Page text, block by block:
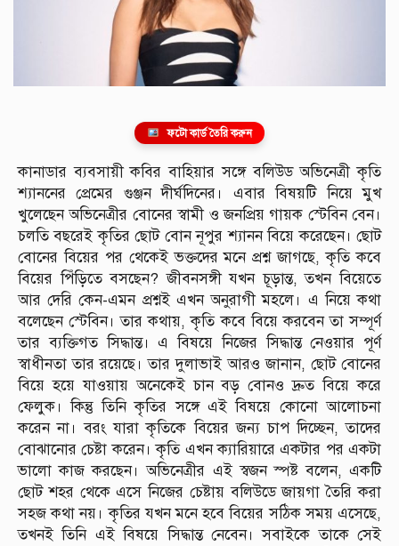
ফটো কার্ড তৈরি করুন
কানাডার ব্যবসায়ী কবির বাহিয়ার সঙ্গে বলিউড অভিনেত্রী কৃতি
শ্যাননের প্রেমের গুঞ্জন দীর্ঘদিনের। এবার বিষয়টি নিয়ে মুখ
খুলেছেন অভিনেত্রীর বোনের স্বামী ও জনপ্রিয় গায়ক স্টেবিন বেন।
চলতি বছরেই কৃতির ছোট বোন নূপুর শ্যানন বিয়ে করেছেন। ছোট
বোনের বিয়ের পর থেকেই ভক্তদের মনে প্রশ্ন জাগছে, কৃতি কবে
বিয়ের পিঁড়িতে বসছেন? জীবনসঙ্গী যখন চূড়ান্ত, তখন বিয়েতে
আর দেরি কেন-এমন প্রশ্নই এখন অনুরাগী মহলে। এ নিয়ে কথা
বলেছেন স্টেবিন। তার কথায়, কৃতি কবে বিয়ে করবেন তা সম্পূর্ণ
তার ব্যক্তিগত সিদ্ধান্ত। এ বিষয়ে নিজের সিদ্ধান্ত নেওয়ার পূর্ণ
স্বাধীনতা তার রয়েছে। তার দুলাভাই আরও জানান, ছোট বোনের
বিয়ে হয়ে যাওয়ায় অনেকেই চান বড় বোনও দ্রুত বিয়ে করে
ফেলুক। কিন্তু তিনি কৃতির সঙ্গে এই বিষয়ে কোনো আলোচনা
করেন না। বরং যারা কৃতিকে বিয়ের জন্য চাপ দিচ্ছেন, তাদের
বোঝানোর চেষ্টা করেন। কৃতি এখন ক্যারিয়ারে একটার পর একটা
ভালো কাজ করছেন। অভিনেত্রীর এই স্বজন স্পষ্ট বলেন, একটি
ছোট শহর থেকে এসে নিজের চেষ্টায় বলিউডে জায়গা তৈরি করা
সহজ কথা নয়। কৃতির যখন মনে হবে বিয়ের সঠিক সময় এসেছে,
তখনই তিনি এই বিষয়ে সিদ্ধান্ত নেবেন। সবাইকে তাকে সেই